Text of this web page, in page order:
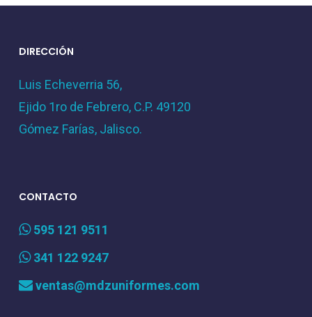
DIRECCIÓN
Luis Echeverria 56,
Ejido 1ro de Febrero, C.P. 49120
Gómez Farías, Jalisco.
CONTACTO
595 121 9511
341 122 9247
ventas@mdzuniformes.com